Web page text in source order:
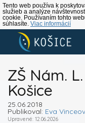
Tento web používa k
služieb a analýze
cookie. Používaním tohto
súhlasíte. Viac informácií
ZŠ Nám.
Košice
25.06.2018
Publikoval: Eva
Upravené: 12.06.2026